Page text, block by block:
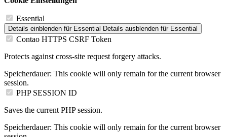
Essential
Details einblenden für Essential Details ausblenden für Essential
Contao HTTPS CSRF Token
Protects against cross-site request forgery attacks.
Speicherdauer: This cookie will only remain for the current browser
session.
PHP SESSION ID
Saves the current PHP session.
Speicherdauer: This cookie will only remain for the current browser